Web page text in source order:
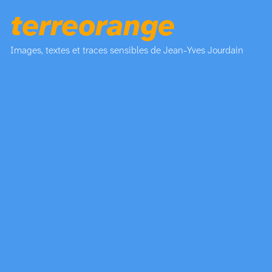
terreorange
Images, textes et traces sensibles de Jean-Yves Jourdain